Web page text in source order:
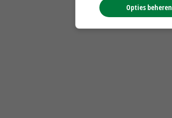
Opties beheren